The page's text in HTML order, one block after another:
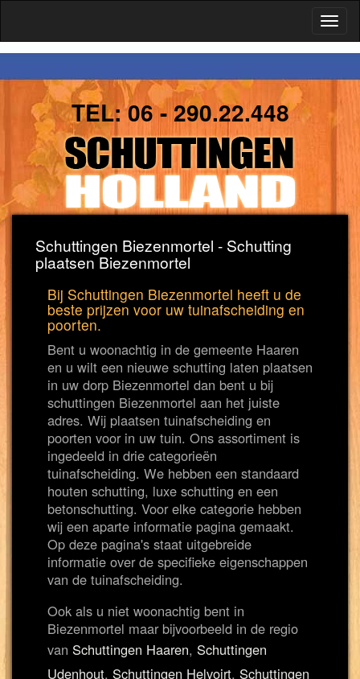
TEL:06 - 290.22.448
Schuttingen Biezenmortel - Schutting
plaatsen Biezenmortel
Bij Schuttingen Biezenmortel heeft u de
beste prijzen voor uw tuinafscheiding en
poorten.
Bent u woonachtig in de gemeente Haaren
en u wilt een nieuwe schutting laten plaatsen
in uw dorp Biezenmortel dan bent u bij
schuttingen Biezenmortel aan het juiste
adres. Wij plaatsen tuinafscheiding en
poorten voor in uw tuin. Ons assortiment is
ingedeeld in drie categorieën
tuinafscheiding. We hebben een standaard
houten schutting, luxe schutting en een
betonschutting. Voor elke categorie hebben
wij een aparte informatie pagina gemaakt.
Op deze pagina's staat uitgebreide
informatie over de specifieke eigenschappen
van de tuinafscheiding.
Ook als u niet woonachtig bent in
Biezenmortel maar bijvoorbeeld in de regio
van Schuttingen Haaren, Schuttingen
Udenhout, Schuttingen Helvoirt, Schuttingen